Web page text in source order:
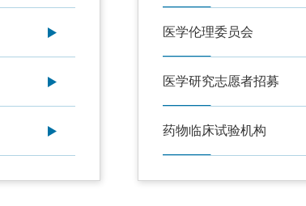
医学伦理委员会
医学研究志愿者招募
药物临床试验机构